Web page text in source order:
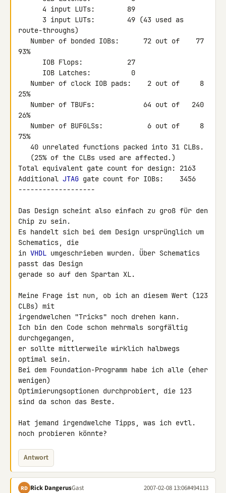
route-throughs)
93%
25%
26%
75%
Total equivalent gate count for design: 2163
Additional JTAG gate count for IOBs:    3456
-------------------
Das Design scheint also einfach zu groß für den
Chip zu sein.
Es handelt sich bei dem Design ursprünglich um
Schematics, die
in VHDL umgeschrieben wurden. Über Schematics
passt das Design
gerade so auf den Spartan XL.
Meine Frage ist nun, ob ich an diesem Wert (123
CLBs) mit
irgendwelchen "Tricks" noch drehen kann.
Ich bin den Code schon mehrmals sorgfältig
durchgegangen,
er sollte mittlerweile wirklich halbwegs
optimal sein.
Bei dem Foundation-Programm habe ich alle (eher
wenigen)
Optimierungsoptionen durchprobiert, die 123
sind da schon das Beste.
Hat jemand irgendwelche Tipps, was ich evtl.
Antwort
RD Rick DangerusGast 2007-02-08 13:06#494113